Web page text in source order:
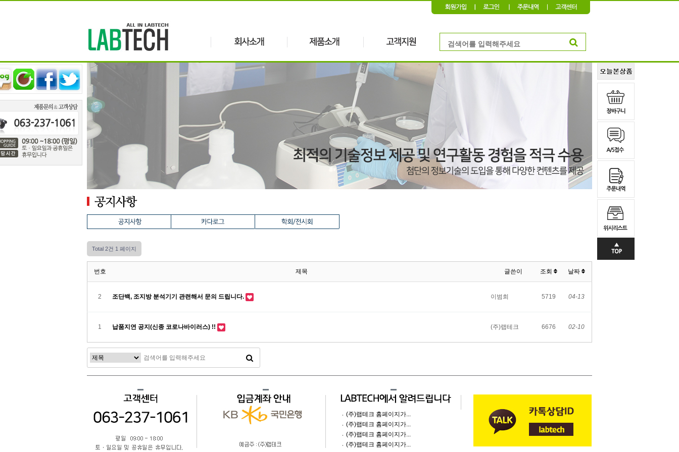
Total 2건 1 페이지
번호 제목 글쓴이 조회 날짜
2 조단백, 조지방 분석기기 관련해서 문의 드립니다. 이범희 5719 04-13
1 납품지연 공지(신종 코로나바이러스) !! (주)랩테크 6676 02-10
(주)랩테크 홈페이지가...
(주)랩테크 홈페이지가...
(주)랩테크 홈페이지가...
(주)랩테크 홈페이지가...